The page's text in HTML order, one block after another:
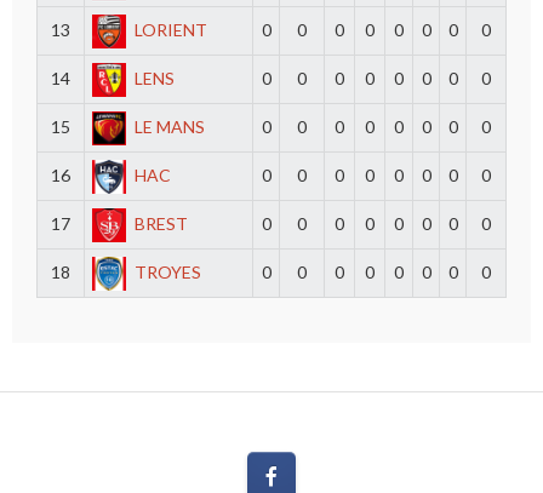
13 LORIENT 0 0 0 0 0 0 0 0
14 LENS 0 0 0 0 0 0 0 0
15 LE MANS 0 0 0 0 0 0 0 0
16 HAC 0 0 0 0 0 0 0 0
17 BREST 0 0 0 0 0 0 0 0
18 TROYES 0 0 0 0 0 0 0 0